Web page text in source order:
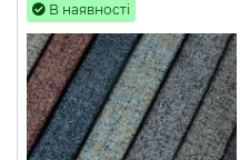
В наявності